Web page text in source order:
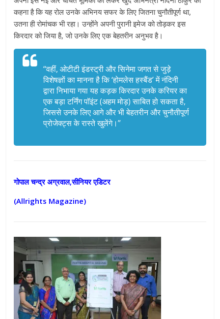
कहना है कि यह रोल उनके अभिनय सफर के लिए जितना चुनौतीपूर्ण था,
उतना ही रोमांचक भी रहा। उन्होंने अपनी पुरानी इमेज को तोड़कर इस
किरदार को जिया है, जो उनके लिए एक बेहतरीन अनुभव है।
“वहीं, ओटीटी इंडस्ट्री और सिनेमा जगत से जुड़े
विशेषज्ञों का मानना है कि ‘होमलेस हस्बैंड’ में नंदिनी
द्वारा निभाया गया यह कड़क किरदार उनके करियर का
एक बड़ा टर्निंग पॉइंट (अहम मोड़) साबित हो सकता है,
जिससे उनके लिए आगे और भी बेहतरीन और चुनौतीपूर्ण
प्रोजेक्ट्स के रास्ते खुलेंगे।”
गोपाल चन्द्र अग्रवाल,सीनियर एडिटर
(Allrights Magazine)